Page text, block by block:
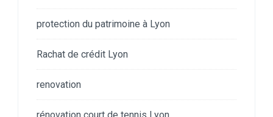
protection du patrimoine à Lyon
Rachat de crédit Lyon
renovation
rénovation court de tennis Lyon